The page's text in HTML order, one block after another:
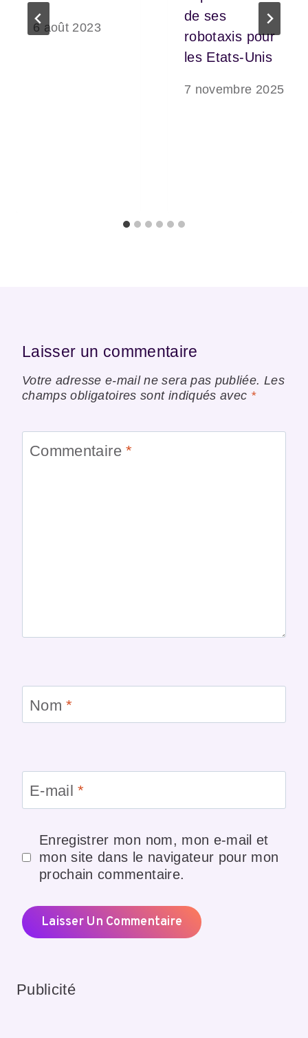
6 août 2023
de ses
robotaxis pour
les Etats-Unis
7 novembre 2025
Laisser un commentaire
Votre adresse e-mail ne sera pas publiée. Les
champs obligatoires sont indiqués avec *
Commentaire*
Nom*
E-mail*
Enregistrer mon nom, mon e-mail et
mon site dans le navigateur pour mon
prochain commentaire.
Publicité